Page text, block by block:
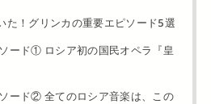
た！グリンカの重要エピソード5選
ード① ロシア初の国民オペラ『皇
ード② 全てのロシア音楽は、この